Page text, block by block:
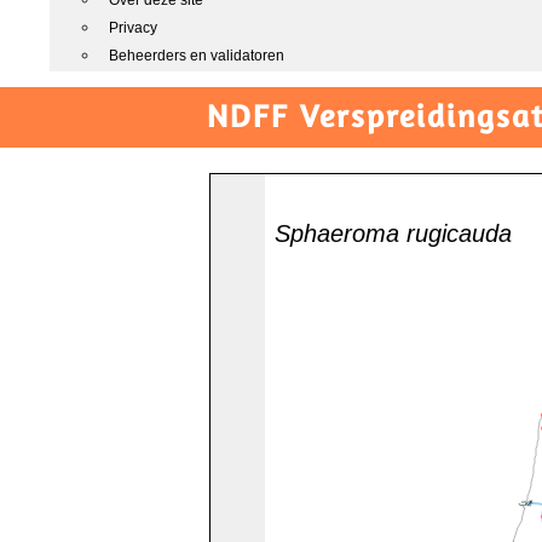
Privacy
Beheerders en validatoren
NDFF